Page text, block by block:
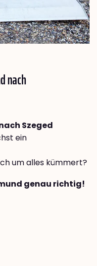
nach
Szeged
ein
um alles kümmert?
genau richtig!